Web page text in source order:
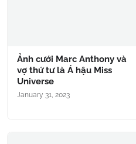
Ảnh cưới Marc Anthony và
vợ thứ tư là Á hậu Miss
Universe
January 31, 2023